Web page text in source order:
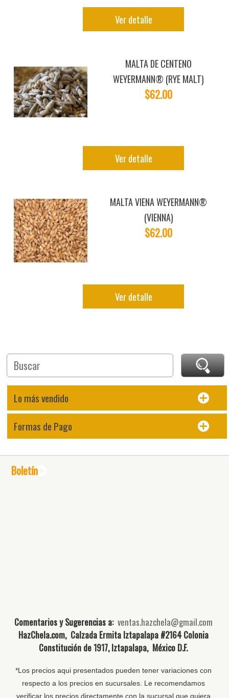
Ver detalle
MALTA DE CENTENO
WEYERMANN® (RYE MALT)
$62.00
Ver detalle
MALTA VIENA WEYERMANN®
(VIENNA)
$62.00
Ver detalle
Lo más vendido
Formas de Pago
Boletín
Comentarios y Sugerencias a: ventas.hazchela@gmail.com
HazChela.com, Calzada Ermita Iztapalapa #2164 Colonia
Constitución de 1917, Iztapalapa, México D.F.
*Los precios aqui presentados pueden tener variaciones con
respecto a los precios en sucursales. Le recomendamos
verificar los precios directamente con la sucursal que quiera